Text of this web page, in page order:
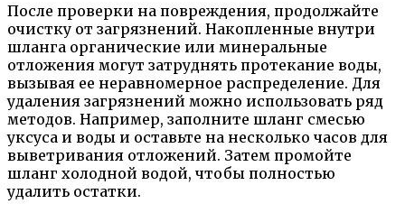
После проверки на повреждения, продолжайте
очистку от загрязнений. Накопленные внутри
шланга органические или минеральные
отложения могут затруднять протекание воды,
вызывая ее неравномерное распределение. Для
удаления загрязнений можно использовать ряд
методов. Например, заполните шланг смесью
уксуса и воды и оставьте на несколько часов для
выветривания отложений. Затем промойте
шланг холодной водой, чтобы полностью
удалить остатки.